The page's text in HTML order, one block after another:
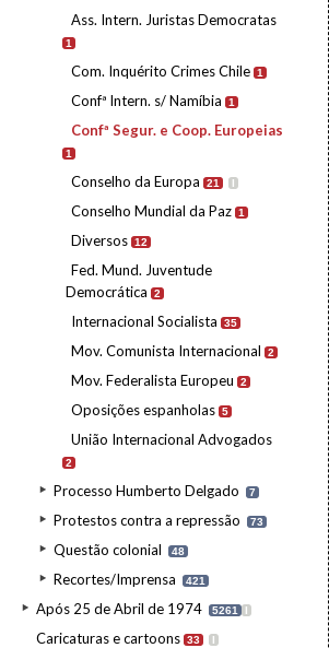
Ass. Intern. Juristas Democratas
1
Com. Inquérito Crimes Chile 1
Confª Intern. s/ Namíbia 1
Confª Segur. e Coop. Europeias
1
Conselho da Europa 21 I
Conselho Mundial da Paz 1
Diversos 12
Fed. Mund. Juventude
Democrática
2
Internacional Socialista 35
Mov. Comunista Internacional 2
Mov. Federalista Europeu 2
Oposições espanholas 5
União Internacional Advogados
2
Processo Humberto Delgado 7
Protestos contra a repressão 73
Questão colonial 48
Recortes/Imprensa 421
Após 25 de Abril de 1974 5261 I
Caricaturas e cartoons 33 I